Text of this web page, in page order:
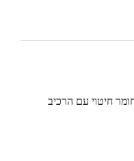
חיטוי עם הרכיב